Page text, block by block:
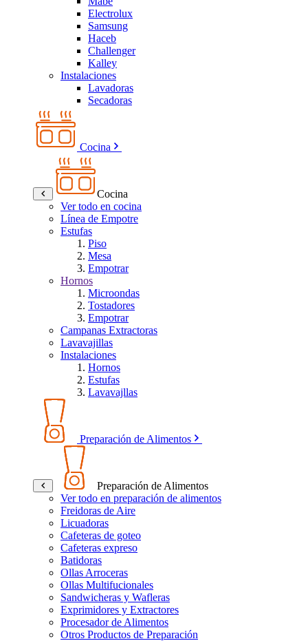
Electrolux
Samsung
Haceb
Challenger
Kalley
Instalaciones
Lavadoras
Secadoras
Cocina
Cocina
Ver todo en cocina
Línea de Empotre
Estufas
Piso
Mesa
Empotrar
Hornos
Microondas
Tostadores
Empotrar
Campanas Extractoras
Lavavajillas
Instalaciones
Hornos
Estufas
Lavavajllas
Preparación de Alimentos
Preparación de Alimentos
Ver todo en preparación de alimentos
Freidoras de Aire
Licuadoras
Cafeteras de goteo
Cafeteras expreso
Batidoras
Ollas Arroceras
Ollas Multifucionales
Sandwicheras y Wafleras
Exprimidores y Extractores
Procesador de Alimentos
Otros Productos de Preparación